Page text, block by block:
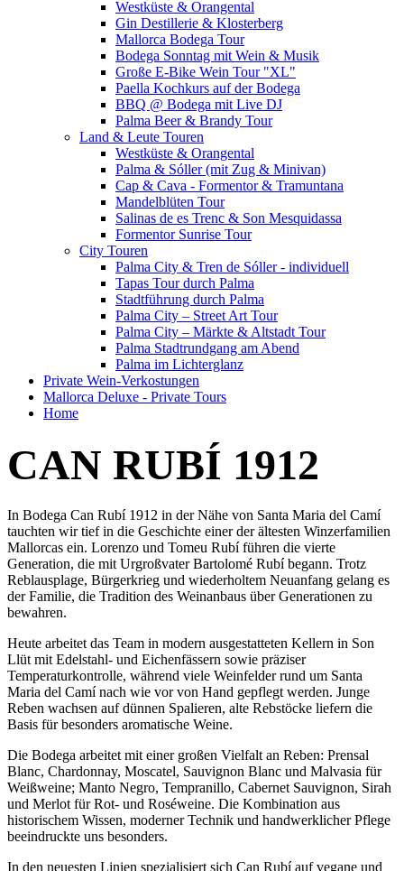
Westküste & Orangental
Gin Destillerie & Klosterberg
Mallorca Bodega Tour
Bodega Sonntag mit Wein & Musik
Große E-Bike Wein Tour "XL"
Paella Kochkurs auf der Bodega
BBQ @ Bodega mit Live DJ
Palma Beer & Brandy Tour
Land & Leute Touren
Westküste & Orangental
Palma & Sóller (mit Zug & Minivan)
Cap & Cava - Formentor & Tramuntana
Mandelblüten Tour
Salinas de es Trenc & Son Mesquidassa
Formentor Sunrise Tour
City Touren
Palma City & Tren de Sóller - individuell
Tapas Tour durch Palma
Stadtführung durch Palma
Palma City – Street Art Tour
Palma City – Märkte & Altstadt Tour
Palma Stadtrundgang am Abend
Palma im Lichterglanz
Private Wein-Verkostungen
Mallorca Deluxe - Private Tours
Home
CAN RUBÍ 1912
In Bodega Can Rubí 1912 in der Nähe von Santa Maria del Camí
tauchten wir tief in die Geschichte einer der ältesten Winzerfamilien
Mallorcas ein. Lorenzo und Tomeu Rubí führen die vierte
Generation, die mit Urgroßvater Bartolomé Rubí begann. Trotz
Reblausplage, Bürgerkrieg und wiederholtem Neuanfang gelang es
der Familie, die Tradition des Weinanbaus über Generationen zu
bewahren.
Heute arbeitet das Team in modern ausgestatteten Kellern in Son
Llüt mit Edelstahl- und Eichenfässern sowie präziser
Temperaturkontrolle, während viele Weinfelder rund um Santa
Maria del Camí nach wie vor von Hand gepflegt werden. Junge
Reben wachsen auf dünnen Spalieren, alte Rebstöcke liefern die
Basis für besonders aromatische Weine.
Die Bodega arbeitet mit einer großen Vielfalt an Reben: Prensal
Blanc, Chardonnay, Moscatel, Sauvignon Blanc und Malvasia für
Weißweine; Manto Negro, Tempranillo, Cabernet Sauvignon, Sirah
und Merlot für Rot- und Roséweine. Die Kombination aus
historischem Wissen, moderner Technik und handwerklicher Pflege
beeindruckte uns besonders.
In den neuesten Linien spezialisiert sich Can Rubí auf vegane und